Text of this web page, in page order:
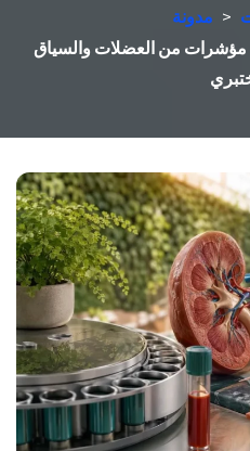
مدونة >
مؤشرات من العضلات والسياق